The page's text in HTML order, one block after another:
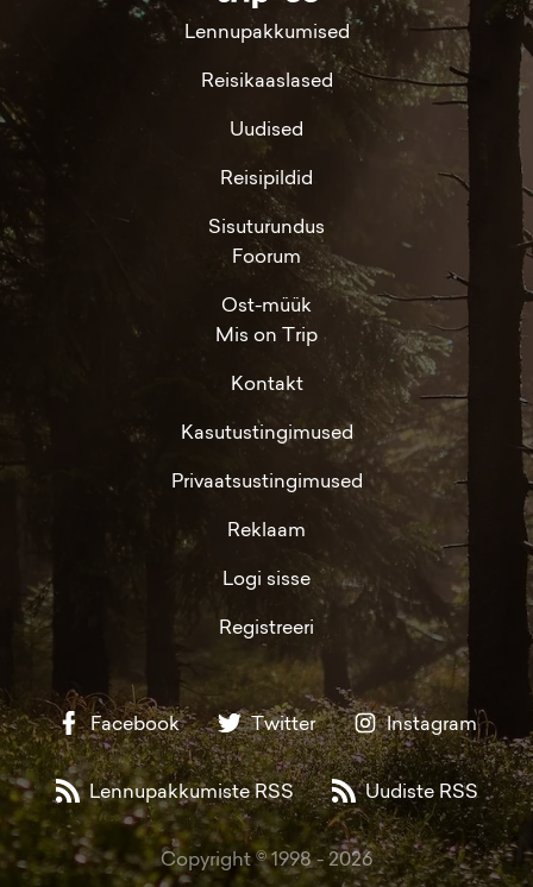
Lennupakkumised
Reisikaaslased
Uudised
Reisipildid
Sisuturundus
Foorum
Ost-müük
Mis on Trip
Kontakt
Kasutustingimused
Privaatsustingimused
Reklaam
Logi sisse
Registreeri
Facebook Twitter Instagram
Lennupakkumiste RSS Uudiste RSS
Copyright © 1998 -2026